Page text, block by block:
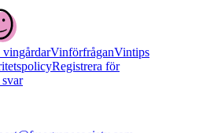
VinförfråganVintips
Registrera för